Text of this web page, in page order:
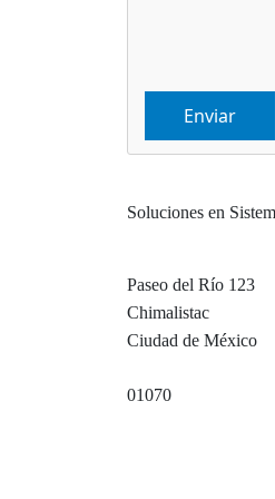
Soluciones en
Paseo del Río 123
Chimalistac
Ciudad de México
01070